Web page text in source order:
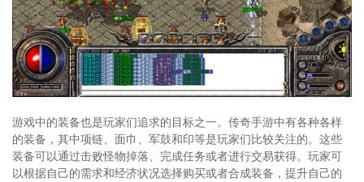
游戏中的装备也是玩家们追求的目标之一。传奇手游中有各种各样
的装备，其中项链、面巾、军鼓和印等是玩家们比较关注的。这些
装备可以通过击败怪物掉落、完成任务或者进行交易获得。玩家可
以根据自己的需求和经济状况选择购买或者合成装备，提升自己的